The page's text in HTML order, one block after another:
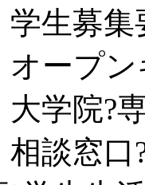
学生募集
オープン
大学院?
相談窓口